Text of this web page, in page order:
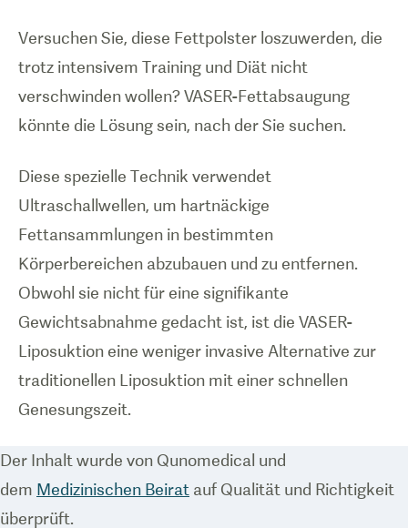
Versuchen Sie, diese Fettpolster loszuwerden, die
trotz intensivem Training und Diät nicht
verschwinden wollen? VASER-Fettabsaugung
könnte die Lösung sein, nach der Sie suchen.
Diese spezielle Technik verwendet
Ultraschallwellen, um hartnäckige
Fettansammlungen in bestimmten
Körperbereichen abzubauen und zu entfernen.
Obwohl sie nicht für eine signifikante
Gewichtsabnahme gedacht ist, ist die VASER-
Liposuktion eine weniger invasive Alternative zur
traditionellen Liposuktion mit einer schnellen
Genesungszeit.
Der Inhalt wurde von Qunomedical und
dem Medizinischen Beirat auf Qualität und Richtigkeit
überprüft.